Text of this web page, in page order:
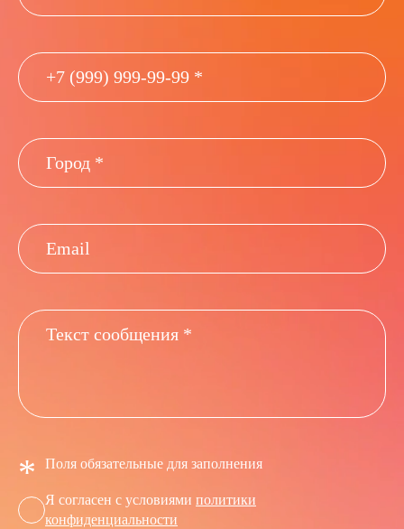
* Поля обязательные для заполнения
Я согласен с условиями политики
конфиденциальности